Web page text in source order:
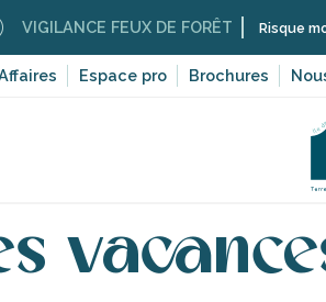
Espace pro Brochures
FEUX DE FORÊT Risque
Les villages vacances sur